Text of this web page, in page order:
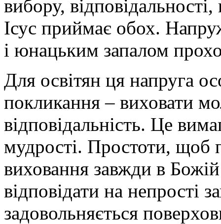
вибору,
Ісус приймає обох.
і юнацьким запалом
Для освітян ця напруга
покликання – виховати
відповідальність. Це
мудрості. Простоти, щоб
виховання завжди в
відповідати на непрості
задовольняється